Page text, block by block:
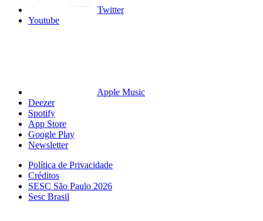
Twitter
Youtube
Apple Music
Deezer
Spotify
App Store
Google Play
Newsletter
Política de Privacidade
Créditos
SESC São Paulo 2026
Sesc Brasil